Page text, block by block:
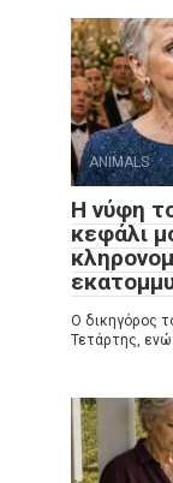
ANIMALS
Η νύφη
κεφάλι
Ο δικηγόρος
Τετάρτης,